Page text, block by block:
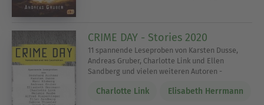
CRIME DAY - Stories 2020
11 spannende Leseproben von Karsten Dusse,
Andreas Gruber, Charlotte Link und Ellen
Sandberg und vielen weiteren Autoren -
Charlotte Link Elisabeth Herrmann